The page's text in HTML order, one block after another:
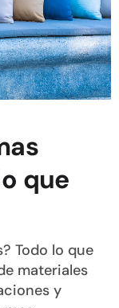
que
Todo lo que
materiales
y